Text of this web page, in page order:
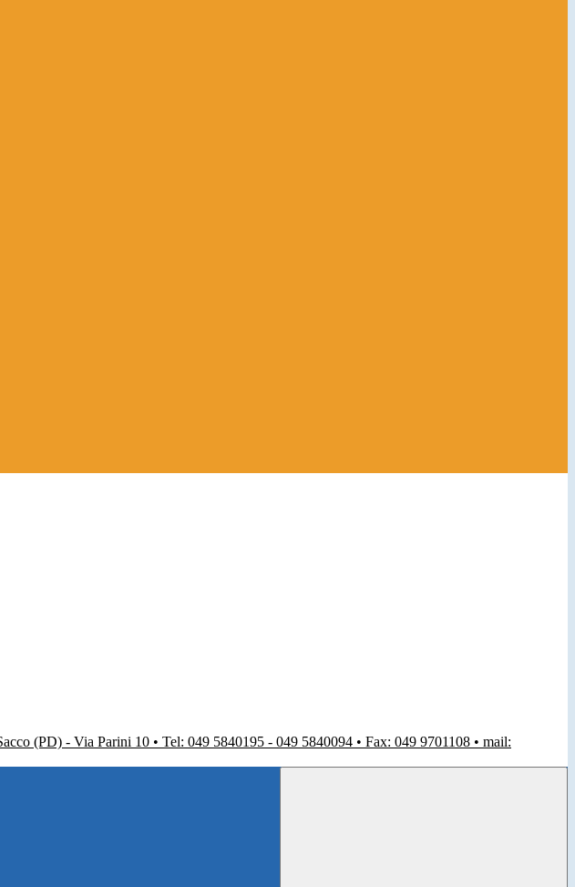
(PD) - Via Parini 10 • Tel: 049 5840195 - 049 5840094 • Fax: 049 9701108 • mail: